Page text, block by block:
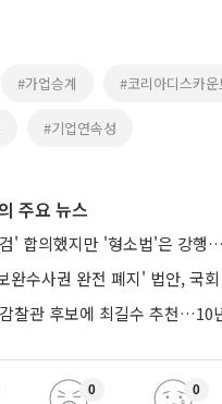
#가업승계 #코리아디스카운
#기업연속성
주요 뉴스
수사권 완전 폐지' 법안, 국회 본회의서 민
0 0